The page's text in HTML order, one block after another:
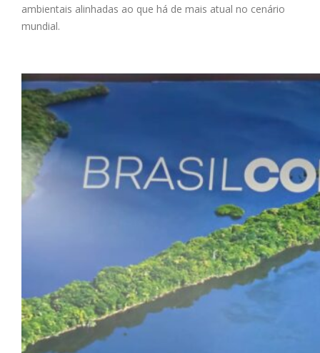
ambientais alinhadas ao que há de mais atual no cenário
mundial.